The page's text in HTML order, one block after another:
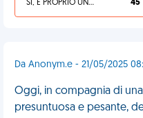
SÌ, È PROPRIO UNA VDM! 45
Da Anonym.e - 21/05/2025
Oggi, in compagnia di
presuntuosa e pesante,